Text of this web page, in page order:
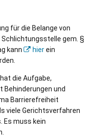
für die Belange von
gem. §
kann
hierein
die Aufgabe,
und
Barrierefreiheit
viele Gerichtsverfahren
Es muss kein